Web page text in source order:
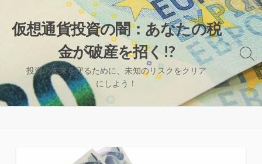
へ
ス
キ
仮想通貨投資の闇：あなたの税
金が破産を招く!?
投資の未来を守るために、未知のリスクをクリア
にしよう！
検
索
切
り
替